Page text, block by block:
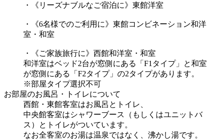
・《リーズナブルなご宿泊に》東館洋室
・《6名様でのご利用に》東館コンビネーション和洋
室・和室
・《ご家族旅行に》西館和洋室・和室
和洋室はベッド2台が窓側にある「F1タイプ」と和室
が窓側にある「F2タイプ」の2タイプがあります。
※部屋タイプ選択不可
お部屋のお風呂・トイレについて
西館・東館客室はお風呂とトイレ、
中央館客室はシャワーブース（もしくはユニットバ
ス）とトイレがついています。
なお全客室のお湯は温泉ではなく、沸かし湯です。